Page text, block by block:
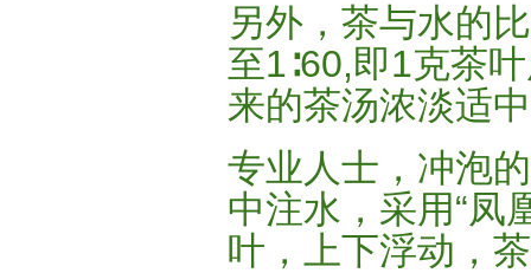
另外，茶与水的
至1∶60,即1克茶
来的茶汤浓淡适
专业人士，冲泡
中注水，采用“凤
叶，上下浮动，